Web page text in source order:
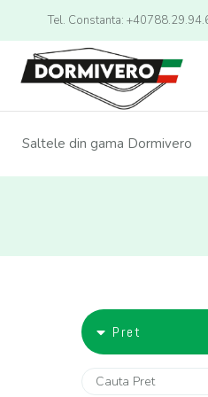
Tel. Constanta:
Saltele din gama Dormivero
Pret